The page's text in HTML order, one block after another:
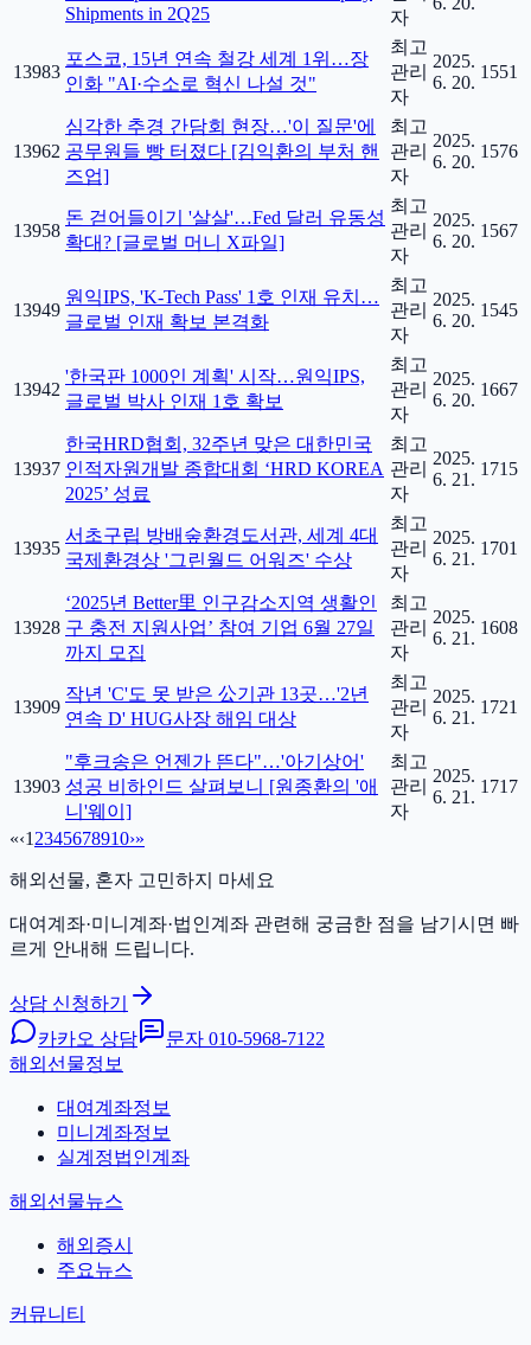
Shipments in 2Q25
자
13983
포스코, 15년 연속 철강 세계 1위…장
인화 "AI·수소로 혁신 나설 것"
최고
관리
자
2025.
6. 20.
1551
13962
심각한 추경 간담회 현장…'이 질문'에
공무원들 빵 터졌다 [김익환의 부처 핸
즈업]
최고
관리
자
2025.
6. 20.
1576
13958
돈 걷어들이기 '살살'…Fed 달러 유동성
확대? [글로벌 머니 X파일]
최고
관리
자
2025.
6. 20.
1567
13949
원익IPS, 'K-Tech Pass' 1호 인재 유치…
글로벌 인재 확보 본격화
최고
관리
자
2025.
6. 20.
1545
13942
'한국판 1000인 계획' 시작…원익IPS,
글로벌 박사 인재 1호 확보
최고
관리
자
2025.
6. 20.
1667
13937
한국HRD협회, 32주년 맞은 대한민국
인적자원개발 종합대회 ‘HRD KOREA
2025’ 성료
최고
관리
자
2025.
6. 21.
1715
13935
서초구립 방배숲환경도서관, 세계 4대
국제환경상 '그린월드 어워즈' 수상
최고
관리
자
2025.
6. 21.
1701
13928
‘2025년 Better里 인구감소지역 생활인
구 충전 지원사업’ 참여 기업 6월 27일
까지 모집
최고
관리
자
2025.
6. 21.
1608
13909
작년 'C'도 못 받은 公기관 13곳…'2년
연속 D' HUG사장 해임 대상
최고
관리
자
2025.
6. 21.
1721
13903
"후크송은 언젠가 뜬다"…'아기상어'
성공 비하인드 살펴보니 [원종환의 '애
니'웨이]
최고
관리
자
2025.
6. 21.
1717
«‹1 2345678910›»
해외선물, 혼자 고민하지 마세요
대여계좌·미니계좌·법인계좌 관련해 궁금한 점을 남기시면 빠
르게 안내해 드립니다.
상담 신청하기
카카오 상담
문자 010-5968-7122
해외선물정보
대여계좌정보
미니계좌정보
실계정법인계좌
해외선물뉴스
해외증시
주요뉴스
커뮤니티